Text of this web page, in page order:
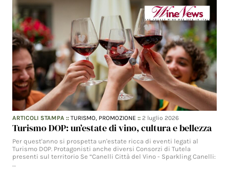
ARTICOLI STAMPA ::TURISMO, PROMOZIONE ::2 luglio 2026
Turismo DOP: un’estate di vino, cultura e bellezza
Per quest'anno si prospetta un'estate ricca di eventi legati al
Turismo DOP. Protagonisti anche diversi Consorzi di Tutela
presenti sul territorio Se “Canelli Città del Vino - Sparkling Canelli:
…